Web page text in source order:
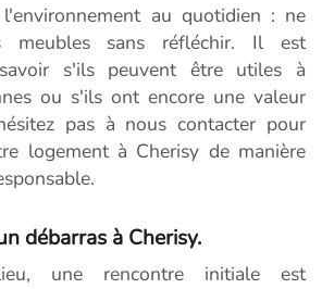
au quotidien : ne
meubles sans réfléchir. Il est
s'ils peuvent être utiles à
ou s'ils ont encore une valeur
pas à nous contacter pour
logement à Cherisy de manière
débarras à Cherisy.
une rencontre initiale est